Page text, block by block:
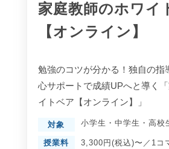
家庭教師のホワイ
【オンライン】
勉強のコツが分かる！独自の指
心サポートで成績UPへと導く
イトベア【オンライン】」
対象 小学生 ・ 中学生 ・ 高校
授業料 3,300円(税込)〜／1コ